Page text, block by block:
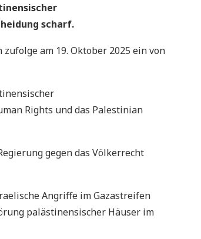
scharf.
am 19. Oktober 2025 ein von
Rights und das Palestinian
gegen das Völkerrecht
Angriffe im Gazastreifen
palästinensischer Häuser im